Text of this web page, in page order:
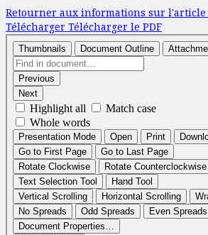
Retourner aux informations sur l'article
Télécharger Télécharger le PDF